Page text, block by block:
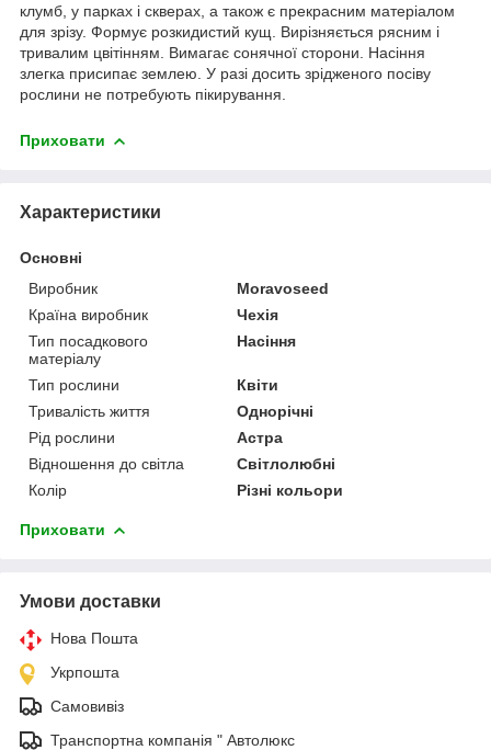
клумб, у парках і скверах, а також є прекрасним матеріалом
для зрізу. Формує розкидистий кущ. Вирізняється рясним і
тривалим цвітінням. Вимагає сонячної сторони. Насіння
злегка присипає землею. У разі досить зрідженого посіву
рослини не потребують пікирування.
Приховати
Характеристики
Основні
Виробник
Moravoseed
Країна виробник
Чехія
Тип посадкового
матеріалу
Насіння
Тип рослини
Квіти
Тривалість життя
Однорічні
Рід рослини
Астра
Відношення до світла
Світлолюбні
Колір
Різні кольори
Приховати
Умови доставки
Нова Пошта
Укрпошта
Самовивіз
Транспортна компанія " Автолюкс